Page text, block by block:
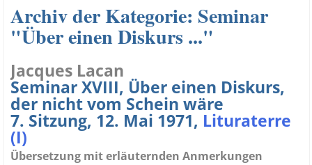
Archiv der Kategorie: Seminar
"Über einen Diskurs ..."
Jacques Lacan
Seminar XVIII, Über einen Diskurs,
der nicht vom Schein wäre
7. Sitzung, 12. Mai 1971, Lituraterre
(I)
Übersetzung mit erläuternden Anmerkungen